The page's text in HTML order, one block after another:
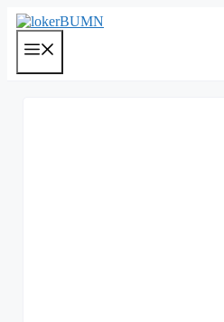
Langsung
ke